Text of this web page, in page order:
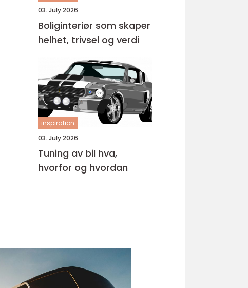
03. July 2026
Boliginteriør som skaper
helhet, trivsel og verdi
inspiration
03. July 2026
Tuning av bil hva,
hvorfor og hvordan